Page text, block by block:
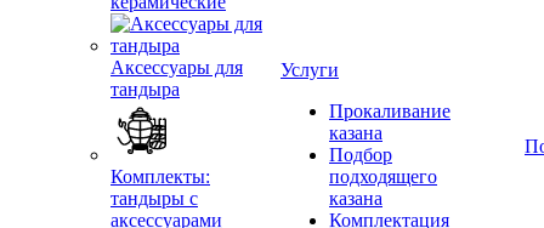
Аксессуары для
тандыра
Комплекты:
тандыры с
аксессуарами
Услуги
Прокаливание
казана
Подбор
подходящего
казана
Комплектация